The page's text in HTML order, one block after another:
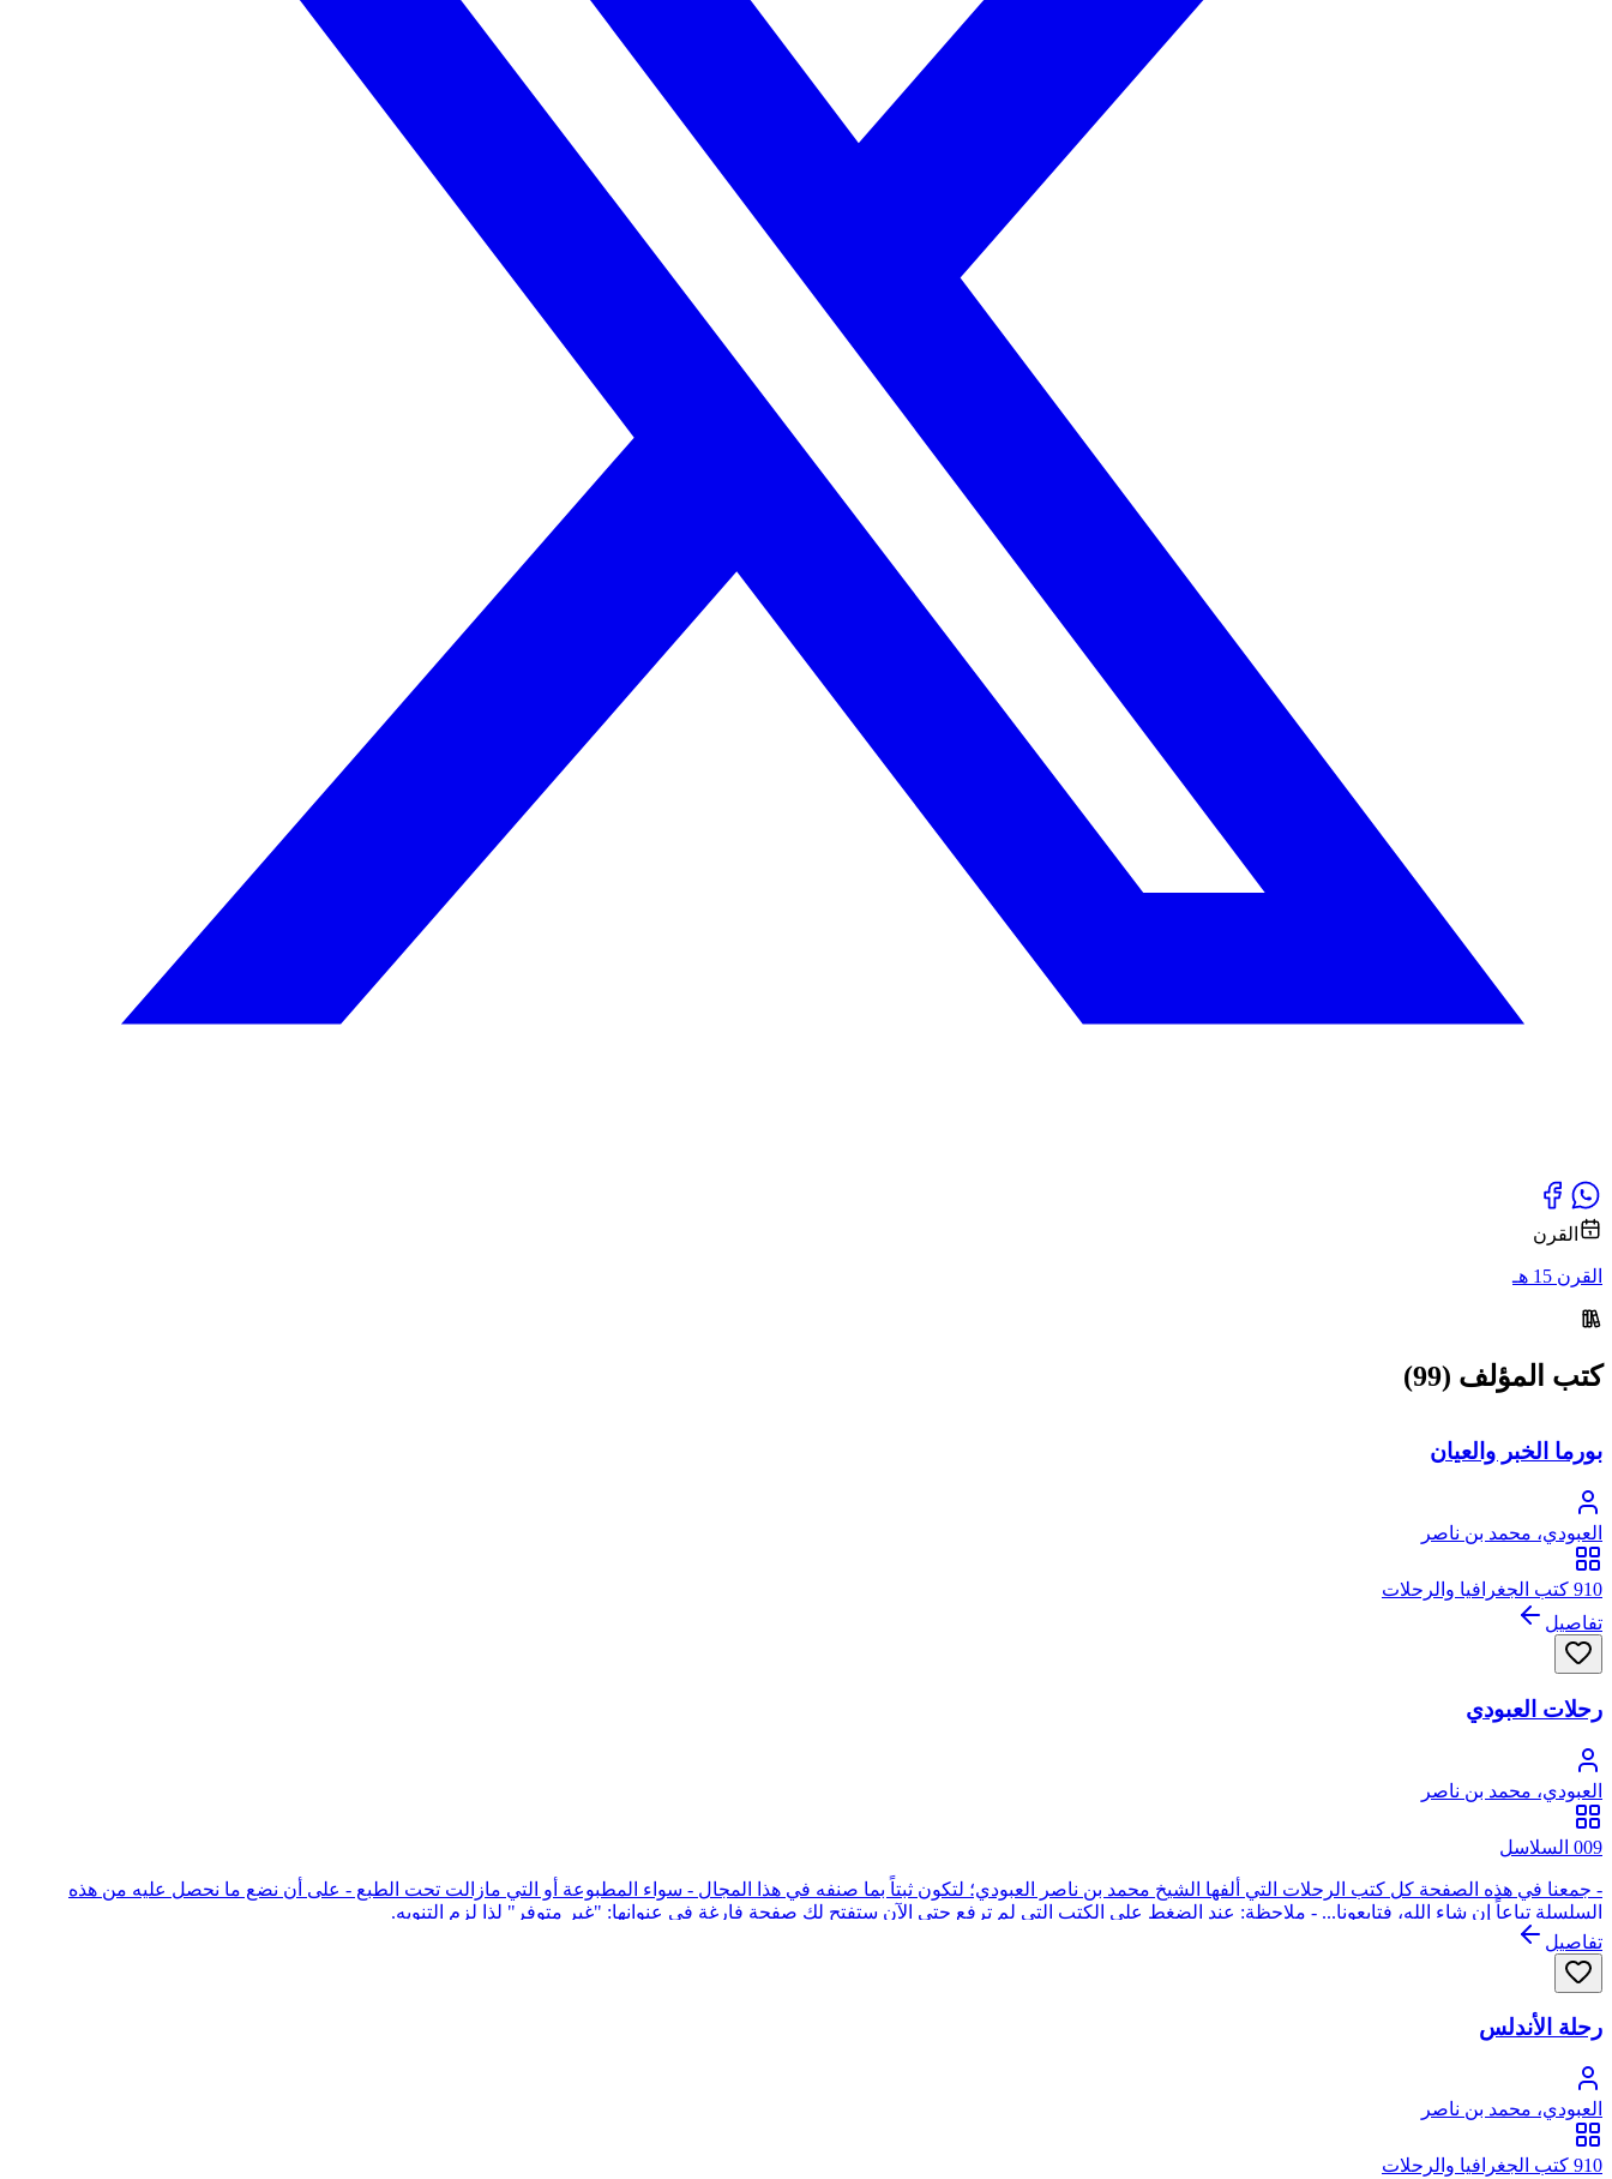
القرن
القرن 15 هـ
كتب المؤلف (99)
بورما الخبر والعيان
العبودي، محمد بن ناصر
910 كتب الجغرافيا والرحلات
تفاصيل
رحلات العبودي
العبودي، محمد بن ناصر
009 السلاسل
- جمعنا في هذه الصفحة كل كتب الرحلات التي ألفها الشيخ محمد بن ناصر العبودي؛ لتكون ثبتاً بما صنفه في هذا المجال - سواء المطبوعة أو التي مازالت تحت الطبع - على أن نضع ما نحصل عليه من هذه
السلسلة تباعاً إن شاء الله، فتابعونا... - ملاحظة: عند الضغط على الكتب التي لم ترفع حتى الآن ستفتح لك صفحة فارغة في عنوانها: "غير متوفر" لذا لزم التنويه.
تفاصيل
رحلة الأندلس
العبودي، محمد بن ناصر
910 كتب الجغرافيا والرحلات